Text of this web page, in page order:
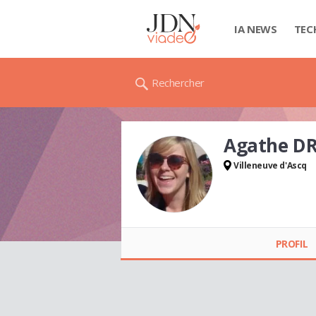
IA NEWS
Rechercher
Agathe DRUVENT
Agathe
Villeneuve d'Ascq
PROFIL